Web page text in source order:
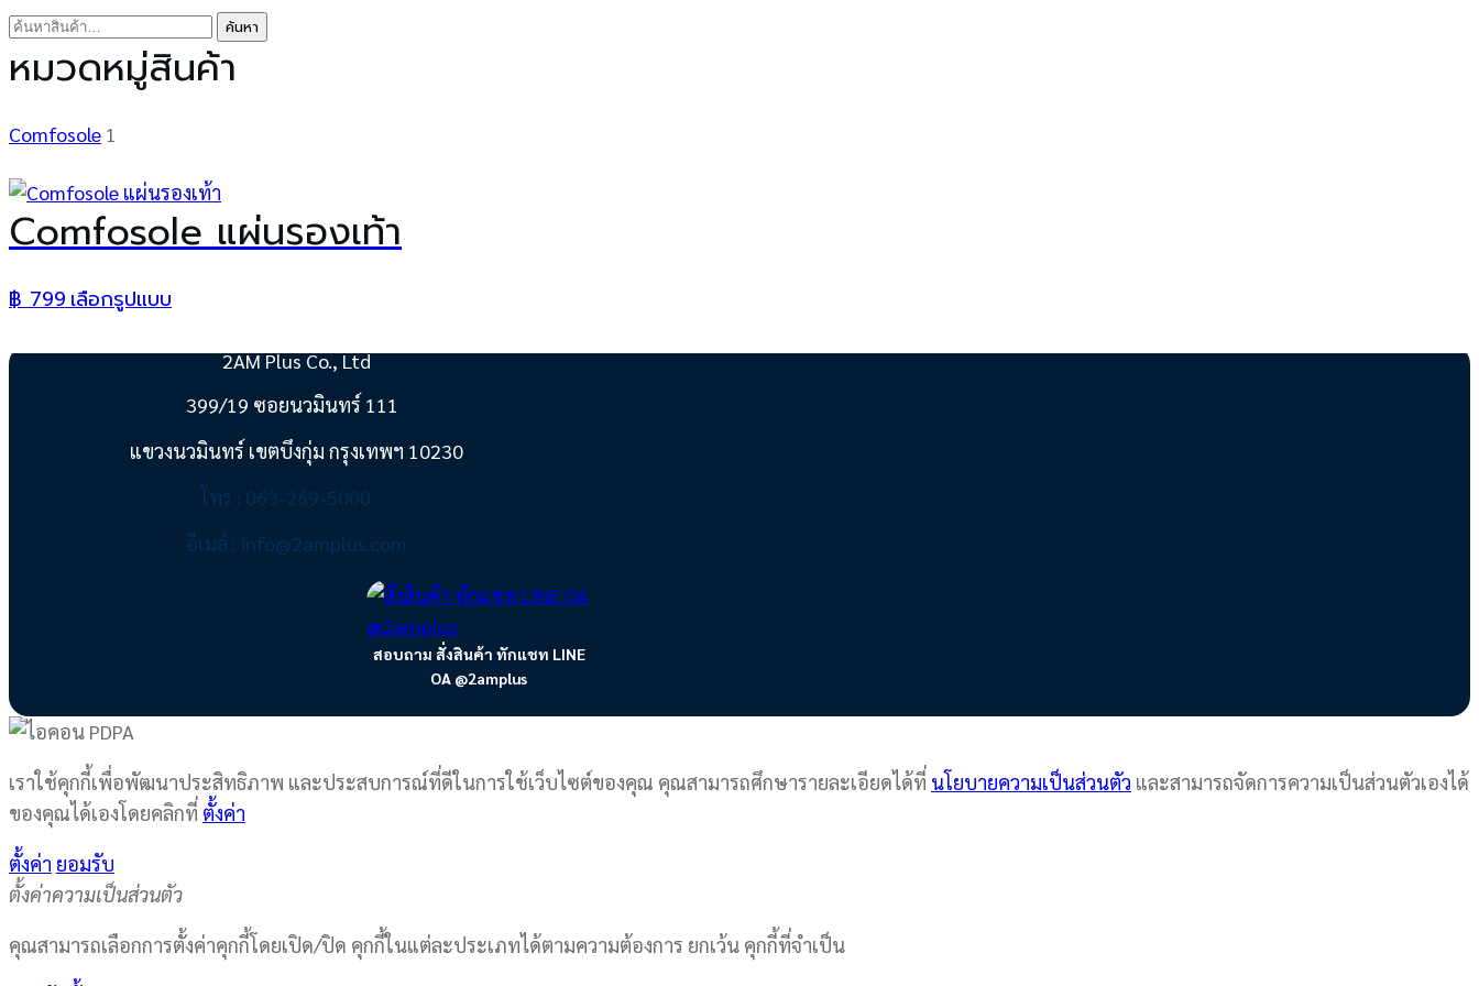
ค้นหา: ค้นหา
หมวดหมู่สินค้า
Comfosole 1
Comfosole แผ่นรองเท้า
฿799เลือกรูปแบบ
has
variants.
The
options
may
chosen
2AM Plus Co., Ltd
399/19 ซอยนวมินทร์ 111
แขวงนวมินทร์ เขตบึงกุ่ม กรุงเทพฯ 10230
โทร : 063-269-5000
อีเมล์ : info@2amplus.com
สอบถาม สั่งสินค้า ทักแชท LINE
OA @2amplus
เราใช้คุกกี้เพื่อพัฒนาประสิทธิภาพ และประสบการณ์ที่ดีในการใช้เว็บไซต์ของคุณ คุณสามารถศึกษารายละเอียดได้ที่ นโยบายความเป็นส่วนตัว และสามารถจัดการความเป็นส่วนตัวเองได้
ของคุณได้เองโดยคลิกที่ ตั้งค่า
ตั้งค่า ยอมรับ
ตั้งค่าความเป็นส่วนตัว
คุณสามารถเลือกการตั้งค่าคุกกี้โดยเปิด/ปิด คุกกี้ในแต่ละประเภทได้ตามความต้องการ ยกเว้น คุกกี้ที่จำเป็น